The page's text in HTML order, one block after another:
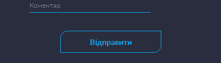
Відправити